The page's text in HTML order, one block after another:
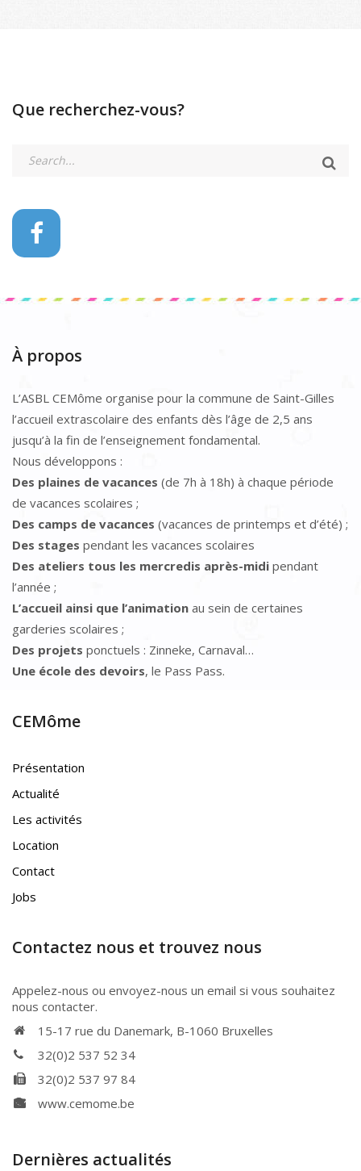
Que recherchez-vous?
À propos
L’ASBL CEMôme organise pour la commune de Saint-Gilles
l’accueil extrascolaire des enfants dès l’âge de 2,5 ans
jusqu’à la fin de l’enseignement fondamental.
Nous développons :
Des plaines de vacances (de 7h à 18h) à chaque période
de vacances scolaires ;
Des camps de vacances (vacances de printemps et d’été) ;
Des stages pendant les vacances scolaires
Des ateliers tous les mercredis après-midi pendant
l’année ;
L’accueil ainsi que l’animation au sein de certaines
garderies scolaires ;
Des projets ponctuels : Zinneke, Carnaval…
Une école des devoirs, le Pass Pass.
CEMôme
Présentation
Actualité
Les activités
Location
Contact
Jobs
Contactez nous et trouvez nous
Appelez-nous ou envoyez-nous un email si vous souhaitez
nous contacter.
15-17 rue du Danemark, B-1060 Bruxelles
32(0)2 537 52 34
32(0)2 537 97 84
www.cemome.be
Dernières actualités